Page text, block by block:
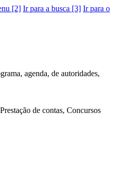
[2] Ir para a busca [3] Ir para o
agenda, de autoridades,
de contas, Concursos